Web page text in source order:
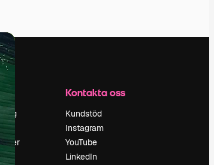
Kontakta oss
Kundstöd
Instagram
YouTube
LinkedIn